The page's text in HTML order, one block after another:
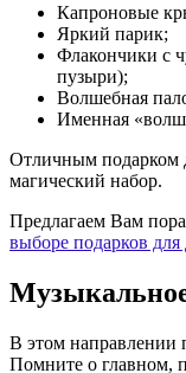
Капроновые
Яркий парик;
Флакончики с
пузыри);
Волшебная
Именная
Отличным подарком
магический набор.
Предлагаем Вам
выборе подарков для
В этом направлении
Помните о главном,